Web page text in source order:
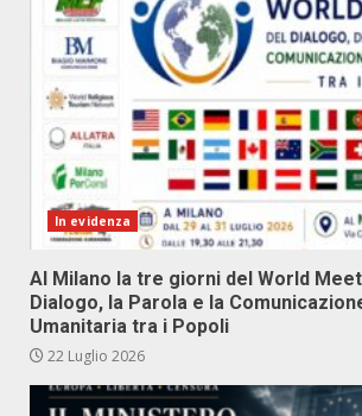
In evidenza
Al Milano la tre giorni del World
Dialogo, la Parola e la
Umanitaria tra i Popoli
22 Luglio 2026